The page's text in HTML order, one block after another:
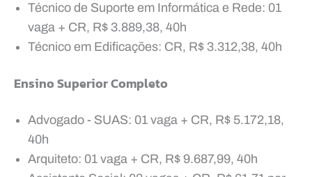
Técnico de Suporte em Informática e Rede: 01
vaga + CR, R$ 3.889,38, 40h
Técnico em Edificações: CR, R$ 3.312,38, 40h
Ensino Superior Completo
Advogado - SUAS: 01 vaga + CR, R$ 5.172,18,
40h
Arquiteto: 01 vaga + CR, R$ 9.687,99, 40h